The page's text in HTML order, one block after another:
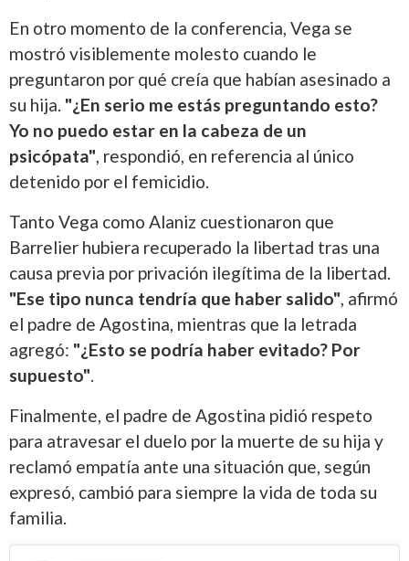
En otro momento de la conferencia, Vega se
mostró visiblemente molesto cuando le
preguntaron por qué creía que habían asesinado a
su hija. "¿En serio me estás preguntando esto?
Yo no puedo estar en la cabeza de un
psicópata", respondió, en referencia al único
detenido por el femicidio.
Tanto Vega como Alaniz cuestionaron que
Barrelier hubiera recuperado la libertad tras una
causa previa por privación ilegítima de la libertad.
"Ese tipo nunca tendría que haber salido", afirmó
el padre de Agostina, mientras que la letrada
agregó: "¿Esto se podría haber evitado? Por
supuesto".
Finalmente, el padre de Agostina pidió respeto
para atravesar el duelo por la muerte de su hija y
reclamó empatía ante una situación que, según
expresó, cambió para siempre la vida de toda su
familia.